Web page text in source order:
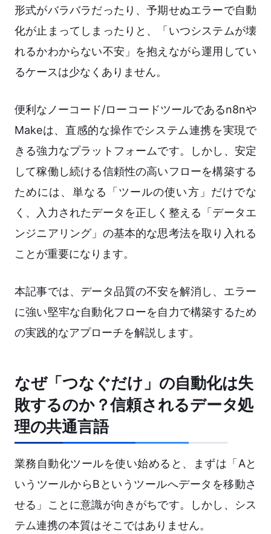
形式がバラバラだったり、予期せぬエラーで自動
化が止まってしまったりと、「いつシステムが壊
れるかわからない不安」を抱えながら運用してい
るケースは少なくありません。
便利なノーコード/ローコードツールであるn8nや
Makeは、直感的な操作でシステム連携を実現で
きる強力なプラットフォームです。しかし、安定
して稼働し続ける信頼性の高いフローを構築する
ためには、単なる「ツールの使い方」だけでな
く、入力されたデータを正しく整える「データエ
ンジニアリング」の基本的な思考法を取り入れる
ことが重要になります。
本記事では、データ品質の不安を解消し、エラー
に強い堅牢な自動化フローを自力で構築するため
の実践的なアプローチを解説します。
なぜ「つなぐだけ」の自動化は失
敗するのか？信頼されるデータ処
理の共通言語
業務自動化ツールを使い始めると、まずは「Aと
いうツールからBというツールへデータを移動さ
せる」ことに意識が向きがちです。しかし、シス
テム連携の本質はそこではありません。